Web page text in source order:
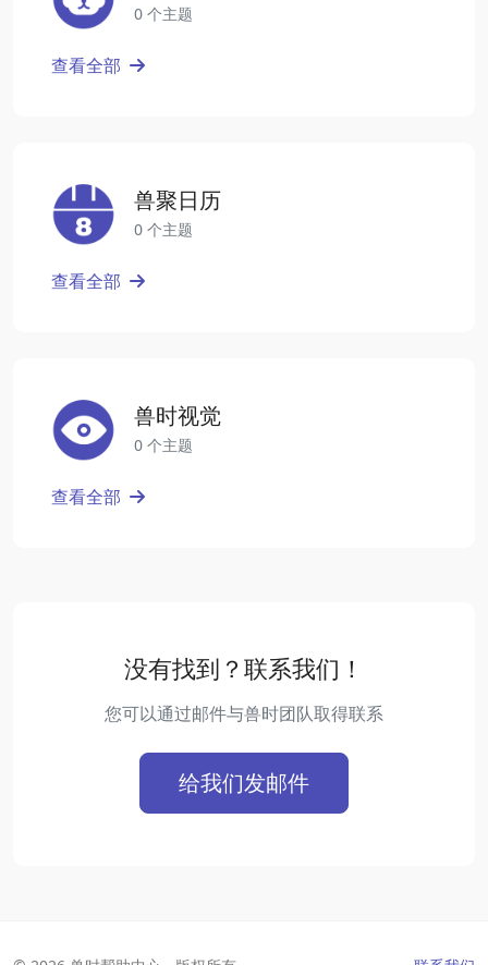
0 个主题
查看全部
兽聚日历
0 个主题
查看全部
兽时视觉
0 个主题
查看全部
没有找到？联系我们！
您可以通过邮件与兽时团队取得联系
给我们发邮件